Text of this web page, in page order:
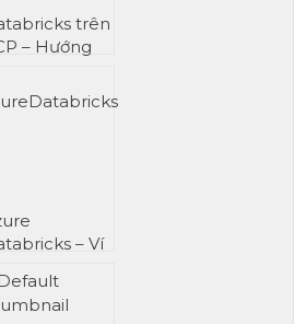
trên
– Hướng
dành cho
thực
– Ví
cụ thể về cơ
xử lý linh
(Kèm